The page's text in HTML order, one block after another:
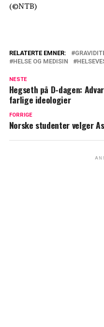
(©NTB)
RELATERTE EMNER:
HELSE OG MEDISIN
NESTE
Hegseth på D-dagen:
farlige ideologier
FORRIGE
Norske studenter velger